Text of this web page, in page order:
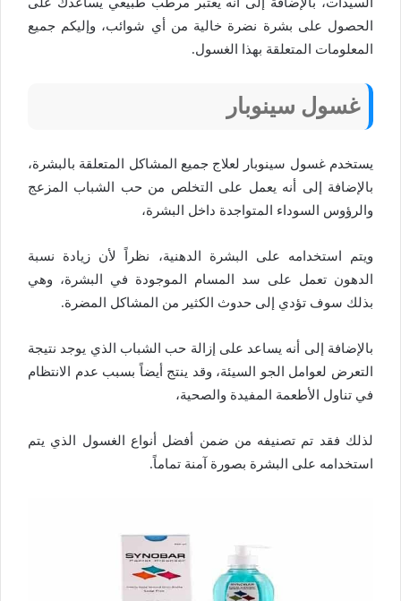
الحصول على بشرة نضرة خالية من أي شوائب، وإليكم جميع
المعلومات المتعلقة بهذا الغسول.
غسول سينوبار
يستخدم غسول سينوبار لعلاج جميع المشاكل المتعلقة بالبشرة،
بالإضافة إلى أنه يعمل على التخلص من حب الشباب المزعج
والرؤوس السوداء المتواجدة داخل البشرة،
ويتم استخدامه على البشرة الدهنية، نظراً لأن زيادة نسبة
الدهون تعمل على سد المسام الموجودة في البشرة، وهي
بذلك سوف تؤدي إلى حدوث الكثير من المشاكل المضرة.
بالإضافة إلى أنه يساعد على إزالة حب الشباب الذي يوجد نتيجة
التعرض لعوامل الجو السيئة، وقد ينتج أيضاً بسبب عدم الانتظام
في تناول الأطعمة المفيدة والصحية،
لذلك فقد تم تصنيفه من ضمن أفضل أنواع الغسول الذي يتم
استخدامه على البشرة بصورة آمنة تماماً.